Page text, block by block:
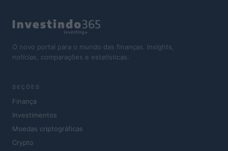
O novo portal para o mundo das finanças. Insights,
notícias, comparações e estatísticas.
SEÇÕES
Finança
Investimentos
Moedas criptográficas
Crypto